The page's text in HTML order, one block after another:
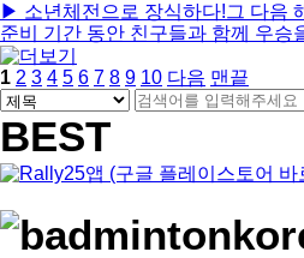
▶ 소년체전으로 장식하다!그 다음
준비 기간 동안 친구들과 함께 우승
열
린
1 페
이
지
2 페
이
지
3페
지
4페
지
5페
지
6페
지
7페
이
지
8페
이
9페
이
10페
이
다음 맨끝
게
시
물
검
색
검
색
대
상
검
필
수
BEST